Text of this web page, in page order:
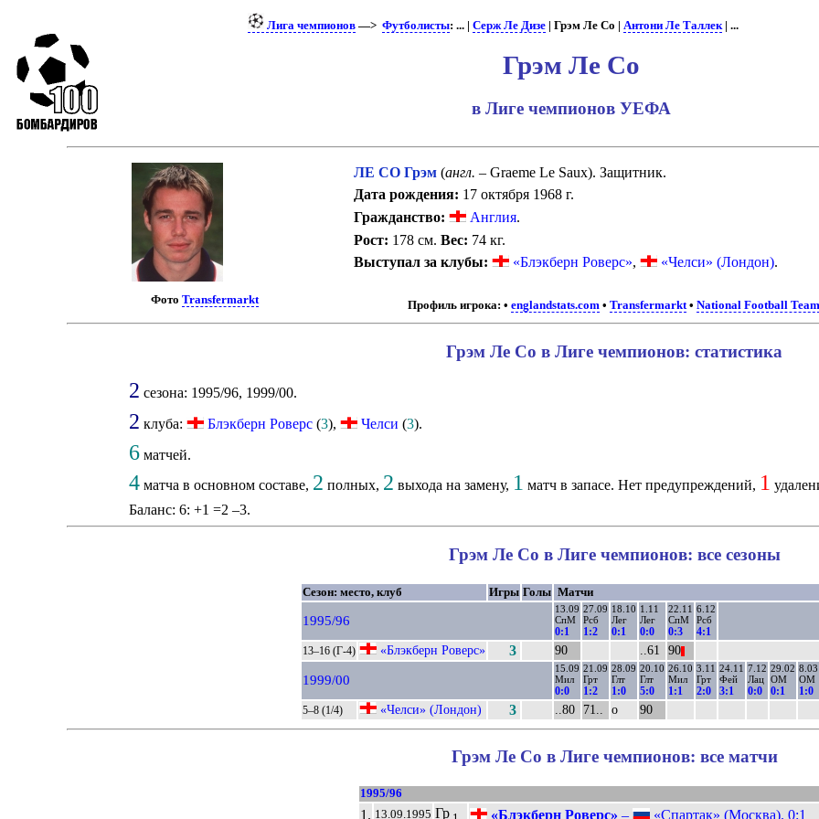
Лига чемпионов—> Футболисты: ... | Серж Ле Дизе| Грэм Ле Со | Антони Ле Таллек| ...
Грэм Ле Со
в Лиге чемпионов УЕФА
ФотоTransfermarkt
ЛЕ СО Грэм (англ. – Graeme Le Saux). Защитник.
Дата рождения: 17 октября 1968 г.
Гражданство:
Англия.
Рост: 178 см.Вес: 74 кг.
Выступал за клубы:
«Блэкберн Роверс», «Челси» (Лондон).
Профиль игрока: • englandstats.com• Transfermarkt• National Football
Грэм Ле Со в Лиге чемпионов: статистика
2 сезона: 1995/96, 1999/00.
2 клуба: Блэкберн Роверс(3), Челси (3).
6матчей.
4матча в основном составе, 2 полных, 2 выхода на замену, 1 матч в запасе. Нет предупреждений, 1
Баланс: 6: +1 =2 –3.
Грэм Ле Со в Лиге чемпионов: все сезоны
Сезон: место, клуб Игры Голы Матчи
1995/96
13.09
СпМ
0:1
27.09
Рсб
1:2
18.10
Лег
0:1
1.11
Лег
0:0
22.11
СпМ
0:3
6.12
Рсб
4:1
13–16 (Г-4) «Блэкберн Роверс» 3 90 ..61 90
1999/00
15.09
Мил
0:0
21.09
Грт
1:2
28.09
Глт
1:0
20.10
Глт
5:0
26.10
Мил
1:1
3.11
Грт
2:0
24.11
Фей
3:1
7.12
Лац
0:0
29.02
ОМ
0:1
8.03
ОМ
1:0
5–8 (1/4) «Челси» (Лондон) 3 ..80 71.. о 90
Грэм Ле Со в Лиге чемпионов: все матчи
1995/96
1. 13.09.1995 Гр «Блэкберн Роверс» – «Спартак» (Москва). 0:1